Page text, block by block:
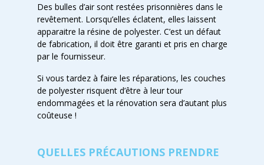
Des bulles d’air sont restées prisonnières dans le
revêtement. Lorsqu’elles éclatent, elles laissent
apparaitre la résine de polyester. C’est un défaut
de fabrication, il doit être garanti et pris en charge
par le fournisseur.
Si vous tardez à faire les réparations, les couches
de polyester risquent d’être à leur tour
endommagées et la rénovation sera d’autant plus
coûteuse !
QUELLES PRÉCAUTIONS PRENDRE